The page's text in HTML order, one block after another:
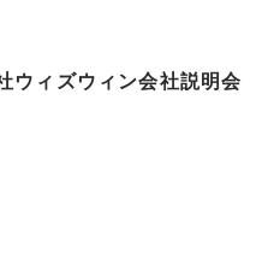
ィズウィン会社説明会